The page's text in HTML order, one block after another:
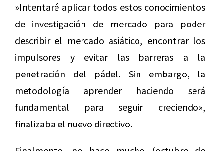
»Intentaré aplicar todos estos conocimientos
de investigación de mercado para poder
describir el mercado asiático, encontrar los
impulsores y evitar las barreras a la
penetración del pádel. Sin embargo, la
metodología aprender haciendo será
fundamental para seguir creciendo»,
finalizaba el nuevo directivo.